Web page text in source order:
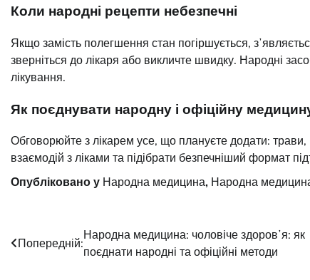
Коли народні рецепти небезпечні
Якщо замість полегшення стан погіршується,
зверніться до лікаря або викличте швидку. Народні
лікування.
Як поєднувати народну і офіційну
Обговорюйте з лікарем усе, що плануєте додати:
взаємодій з ліками та підібрати безпечніший формат
Опубліковано у Народна медицина, Народна
Навігація
Попередній:
Народна медицина: чоловіче здоровʼя: як
поєднати народні та офіційні методи